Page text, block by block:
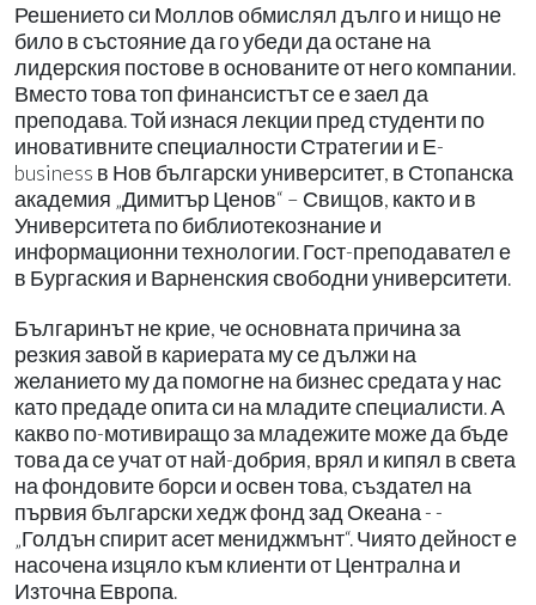
Решението си Моллов обмислял дълго и нищо не
било в състояние да го убеди да остане на
лидерския постове в основаните от него компании.
Вместо това топ финансистът се е заел да
преподава. Той изнася лекции пред студенти по
иновативните специалности Стратегии и Е-
business в Нов български университет, в Стопанска
академия „Димитър Ценов“ – Свищов, както и в
Университета по библиотекознание и
информационни технологии. Гост-преподавател е
в Бургаския и Варненския свободни университети.
Българинът не крие, че основната причина за
резкия завой в кариерата му се дължи на
желанието му да помогне на бизнес средата у нас
като предаде опита си на младите специалисти. А
какво по-мотивиращо за младежите може да бъде
това да се учат от най-добрия, врял и кипял в света
на фондовите борси и освен това, създател на
първия български хедж фонд зад Океана - -
„Голдън спирит асет мениджмънт“. Чиято дейност е
насочена изцяло към клиенти от Централна и
Източна Европа.